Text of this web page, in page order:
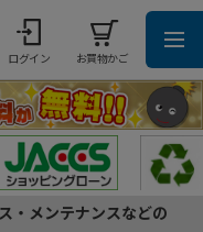
ログイン お買物かご
・メンテナンスなどの